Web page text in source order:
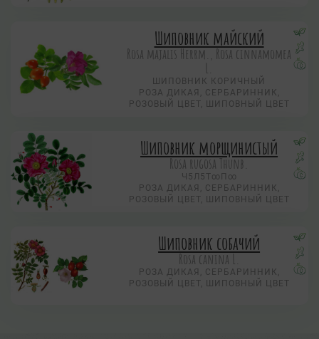
Шиповник майский
Rosa majalis Herrm., Rosa cinnamomea
L.
ШИПОВНИК КОРИЧНЫЙ
РОЗА ДИКАЯ, СЕРБАРИННИК,
РОЗОВЫЙ ЦВЕТ, ШИПОВНЫЙ ЦВЕТ
Шиповник морщинистый
Rosa rugosa Thunb.
Ч5Л5Т∞П∞
РОЗА ДИКАЯ, СЕРБАРИННИК,
РОЗОВЫЙ ЦВЕТ, ШИПОВНЫЙ ЦВЕТ
Шиповник собачий
Rosa canina L.
РОЗА ДИКАЯ, СЕРБАРИННИК,
РОЗОВЫЙ ЦВЕТ, ШИПОВНЫЙ ЦВЕТ